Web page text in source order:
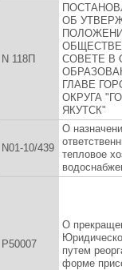
N 118П
ОБ
СОВЕТЕ В
ГЛАВЕ
ОКРУГА
ЯКУТСК"
N01-10/439
О
тепловое
P50007
О
путем
форме